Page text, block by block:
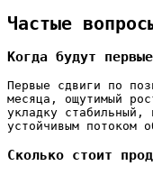
Частые
Когда будут
Первые сдвиги по
месяца, ощутимый
укладку стабильный,
устойчивым потоком
Сколько стоит